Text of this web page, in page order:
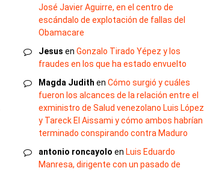
José Javier Aguirre, en el centro de
escándalo de explotación de fallas del
Obamacare
Jesus enGonzalo Tirado Yépez y los
fraudes en los que ha estado envuelto
Magda Judith enCómo surgió y cuáles
fueron los alcances de la relación entre el
exministro de Salud venezolano Luis López
y Tareck El Aissami y cómo ambos habrían
terminado conspirando contra Maduro
antonio roncayolo en Luis Eduardo
Manresa, dirigente con un pasado de